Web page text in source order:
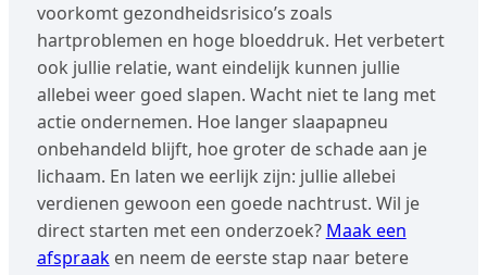
voorkomt gezondheidsrisico’s zoals
hartproblemen en hoge bloeddruk. Het verbetert
ook jullie relatie, want eindelijk kunnen jullie
allebei weer goed slapen. Wacht niet te lang met
actie ondernemen. Hoe langer slaapapneu
onbehandeld blijft, hoe groter de schade aan je
lichaam. En laten we eerlijk zijn: jullie allebei
verdienen gewoon een goede nachtrust. Wil je
direct starten met een onderzoek? Maak een
afspraaken neem de eerste stap naar betere